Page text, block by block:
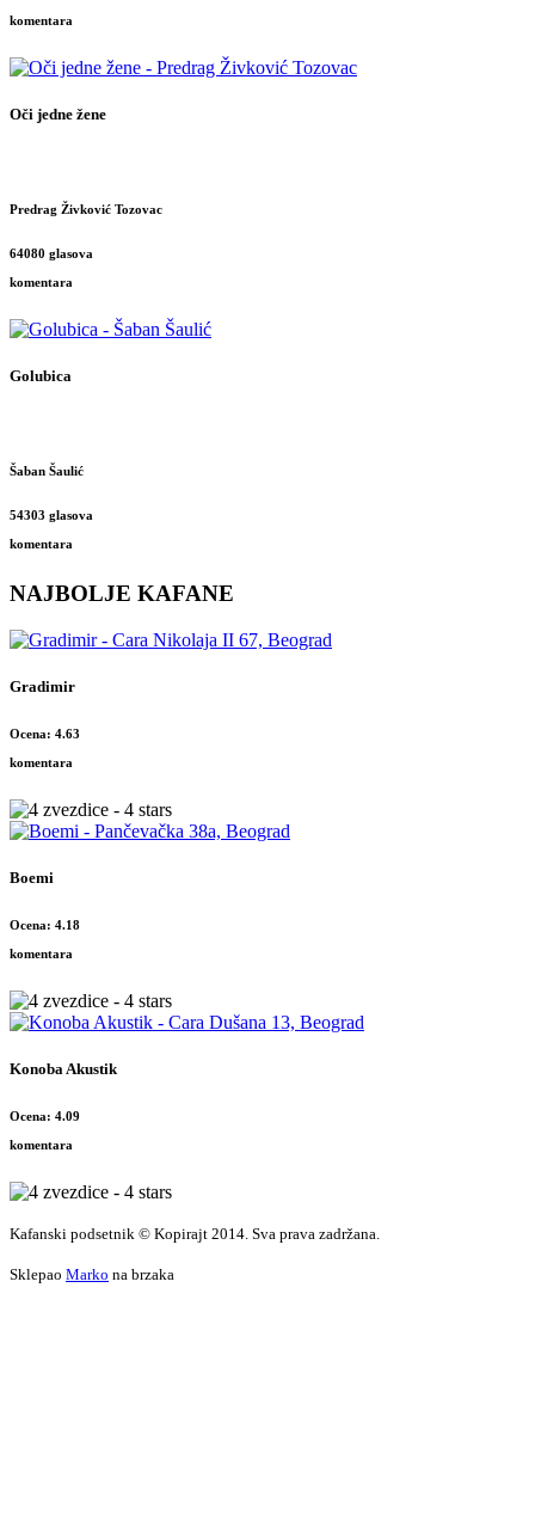
komentara
Oči jedne žene
Predrag Živković Tozovac
64080 glasova
komentara
Golubica
Šaban Šaulić
54303 glasova
komentara
NAJBOLJE KAFANE
Gradimir
Ocena: 4.63
komentara
Boemi
Ocena: 4.18
komentara
Konoba Akustik
Ocena: 4.09
komentara
Kafanski podsetnik © Kopirajt 2014. Sva prava zadržana.
Sklepao Marko na brzaka